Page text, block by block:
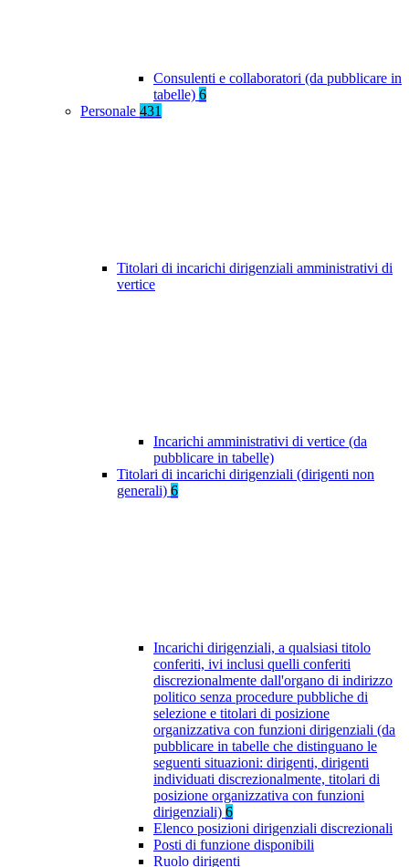
Consulenti e collaboratori (da pubblicare in
tabelle) 6
Personale 431
Titolari di incarichi dirigenziali amministrativi di
vertice
Incarichi amministrativi di vertice (da
pubblicare in tabelle)
Titolari di incarichi dirigenziali (dirigenti non
generali) 6
Incarichi dirigenziali, a qualsiasi titolo
conferiti, ivi inclusi quelli conferiti
discrezionalmente dall'organo di indirizzo
politico senza procedure pubbliche di
selezione e titolari di posizione
organizzativa con funzioni dirigenziali (da
pubblicare in tabelle che distinguano le
seguenti situazioni: dirigenti, dirigenti
individuati discrezionalmente, titolari di
posizione organizzativa con funzioni
dirigenziali) 6
Elenco posizioni dirigenziali discrezionali
Posti di funzione disponibili
Ruolo dirigenti